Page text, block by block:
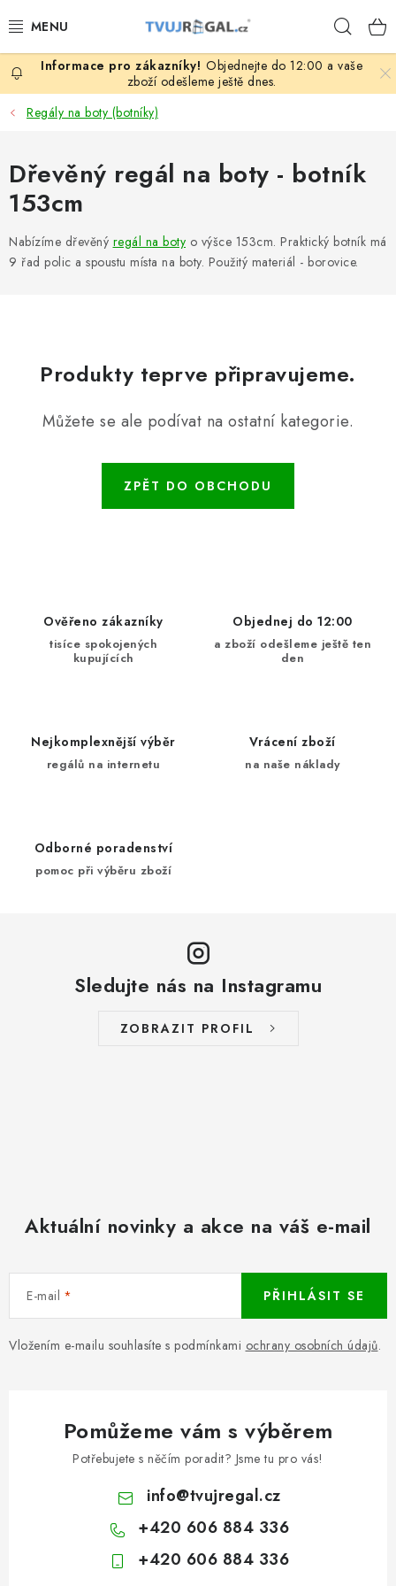
na
ZBOŽÍ ZA NÁKUPNÍ CENY
REGÁLY PODLE ROZMĚRŮ MATERIÁLU A SÉRIÍ
NEREZOVÉ A GASTRO PRODUKTY
KOVOVÉ STOLOVÉ NOHY
ZAHRADA, OKOLÍ DOMU
ČASTO KLADENÉ DOTAZY
KONTAKTY
Hodnocení obchodu
Bezpečnostní certifikáty
Objednejte do 12:00 a vaše
zboží odešleme ještě dnes.
Regály na boty (botníky)
Dřevěný regál na boty - botník
153cm
Nabízíme dřevěný regál na boty o výšce 153cm. Praktický botník má
9 řad polic a spoustu místa na boty. Použitý materiál - borovice.
Produkty teprve připravujeme.
Můžete se ale podívat na ostatní kategorie.
ZPĚT DO OBCHODU
Ověřeno zákazníky
tisíce spokojených
kupujících
Objednej do 12:00
a zboží odešleme ještě ten
den
Nejkomplexnější výběr
regálů na internetu
Vrácení zboží
na naše náklady
Odborné poradenství
pomoc při výběru zboží
Sledujte nás na Instagramu
ZOBRAZIT PROFIL
Aktuální novinky a akce na váš e-mail
E-mail
Vložením e-mailu souhlasíte s podmínkami ochrany osobních údajů.
PŘIHLÁSIT SE
Pomůžeme vám s výběrem
Potřebujete s něčím poradit? Jsme tu pro vás!
info@tvujregal.cz
+420 606 884 336
+420 606 884 336